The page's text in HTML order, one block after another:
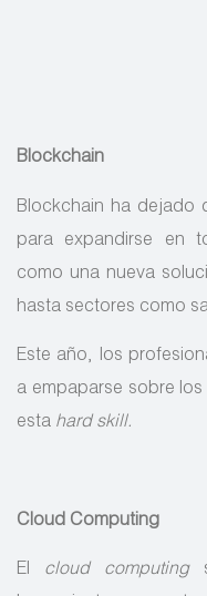
Blockchain
Blockchain ha dejado
para expandirse en
como una nueva
hasta sectores como
Este año, los
a empaparse sobre
esta hard skill.
Cloud Computing
El cloud computing